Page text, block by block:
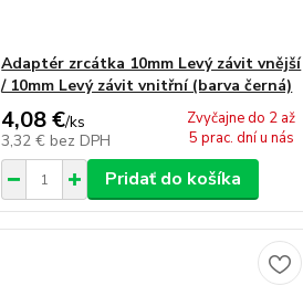
Adaptér zrcátka 10mm Levý závit vnější
/ 10mm Levý závit vnitřní (barva černá)
4,08 €/ks
3,32 € bez DPH
Zvyčajne do 2 až
5 prac. dní u nás
Pridať do košíka